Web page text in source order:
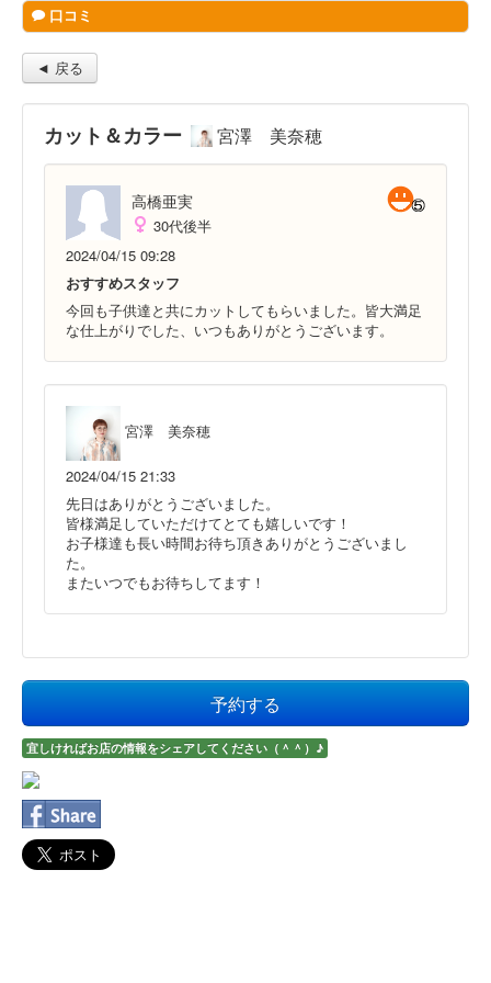
口コミ
◄ 戻る
カット＆カラー 宮澤 美奈穂
高橋亜実
30代後半
2024/04/15 09:28
おすすめスタッフ
今回も子供達と共にカットしてもらいました。皆大満足
な仕上がりでした、いつもありがとうございます。
宮澤 美奈穂
2024/04/15 21:33
先日はありがとうございました。
皆様満足していただけてとても嬉しいです！
お子様達も長い時間お待ち頂きありがとうございまし
た。
またいつでもお待ちしてます！
予約する
宜しければお店の情報をシェアしてください（＾＾）♪